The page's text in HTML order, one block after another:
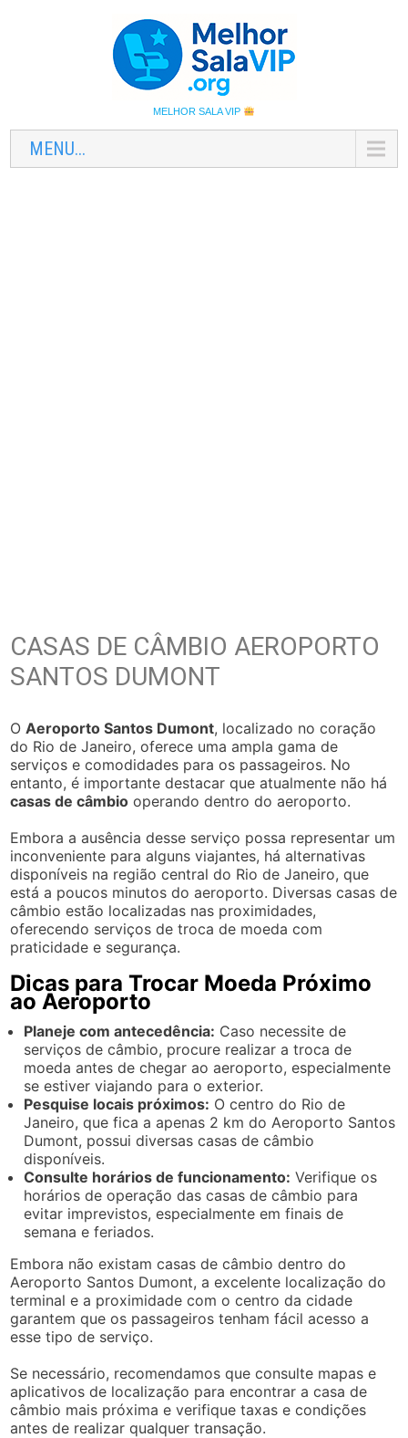
MELHOR SALA VIP
MENU...
CASAS DE CÂMBIO AEROPORTO
SANTOS DUMONT
OAeroporto Santos Dumont, localizado no coração
do Rio de Janeiro, oferece uma ampla gama de
serviços e comodidades para os passageiros. No
entanto, é importante destacar que atualmente não há
casas de câmbio operando dentro do aeroporto.
Embora a ausência desse serviço possa representar um
inconveniente para alguns viajantes, há alternativas
disponíveis na região central do Rio de Janeiro, que
está a poucos minutos do aeroporto. Diversas casas de
câmbio estão localizadas nas proximidades,
oferecendo serviços de troca de moeda com
praticidade e segurança.
Dicas para Trocar Moeda Próximo
ao Aeroporto
Planeje com antecedência: Caso necessite de
serviços de câmbio, procure realizar a troca de
moeda antes de chegar ao aeroporto, especialmente
se estiver viajando para o exterior.
Pesquise locais próximos: O centro do Rio de
Janeiro, que fica a apenas 2 km do Aeroporto Santos
Dumont, possui diversas casas de câmbio
disponíveis.
Consulte horários de funcionamento: Verifique os
horários de operação das casas de câmbio para
evitar imprevistos, especialmente em finais de
semana e feriados.
Embora não existam casas de câmbio dentro do
Aeroporto Santos Dumont, a excelente localização do
terminal e a proximidade com o centro da cidade
garantem que os passageiros tenham fácil acesso a
esse tipo de serviço.
Se necessário, recomendamos que consulte mapas e
aplicativos de localização para encontrar a casa de
câmbio mais próxima e verifique taxas e condições
antes de realizar qualquer transação.